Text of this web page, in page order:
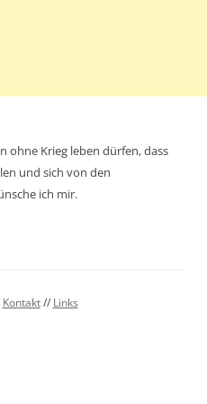
ohne Krieg leben dürfen, dass
und sich von den
ich mir.
Kontakt// Links